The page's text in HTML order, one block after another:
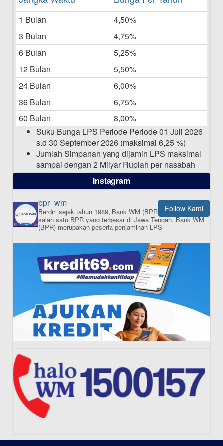
Bulan Mei 2025
Laporan Keuangan Berkelanjutan
06-05-2025
Daftar Pemenang Undian TAMASHA
Bulan April 2025
15-04-2025
Pengumuman Nama Baru Perusahaan
1 Bulan
4,50%
3 Bulan
4,75%
6 Bulan
5,25%
12 Bulan
5,50%
24 Bulan
6,00%
36 Bulan
6,75%
60 Bulan
8,00%
Suku Bunga LPS Periode Periode 01 Juli 2026
s.d 30 September 2026 (maksimal 6,25 %)
Jumlah Simpanan yang dijamin LPS maksimal
sampai dengan 2 Milyar Rupiah per nasabah
dalam satu bank
ISI APLIKASI SEKARANG
Instagram
Follow Kami
bpr_wm
Berdiri sejak tahun 1989, Bank WM (BPR) merupakan
salah satu BPR yang terbesar di Jawa Tengah.Bank WM
(BPR) merupakan peserta penjaminan LPS